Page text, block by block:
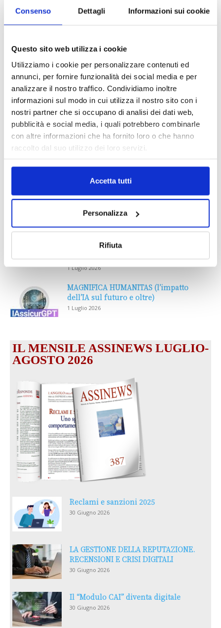
Consenso Dettagli Informazioni sui cookie
Questo sito web utilizza i cookie
Utilizziamo i cookie per personalizzare contenuti ed
annunci, per fornire funzionalità dei social media e per
analizzare il nostro traffico. Condividiamo inoltre
informazioni sul modo in cui utilizza il nostro sito con i
nostri partner che si occupano di analisi dei dati web,
pubblicità e social media, i quali potrebbero combinarle
con altre informazioni che ha fornito loro o che hanno
raccolto dal suo utilizzo dei loro servizi.
Accetta tutti
Personalizza
Rifiuta
Notizie sponsorizzate
partecipazione alla Convention degli
intermediari partner 2026
1 Luglio 2026
MAGNIFICA HUMANITAS (l’impatto
dell’IA sul futuro e oltre)
1 Luglio 2026
IL MENSILE ASSINEWS LUGLIO-
AGOSTO 2026
Reclami e sanzioni 2025
30 Giugno 2026
LA GESTIONE DELLA REPUTAZIONE.
RECENSIONI E CRISI DIGITALI
30 Giugno 2026
Il “Modulo CAI” diventa digitale
30 Giugno 2026